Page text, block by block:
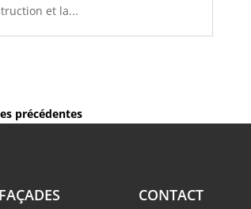
et la...
précédentes
CONTACT